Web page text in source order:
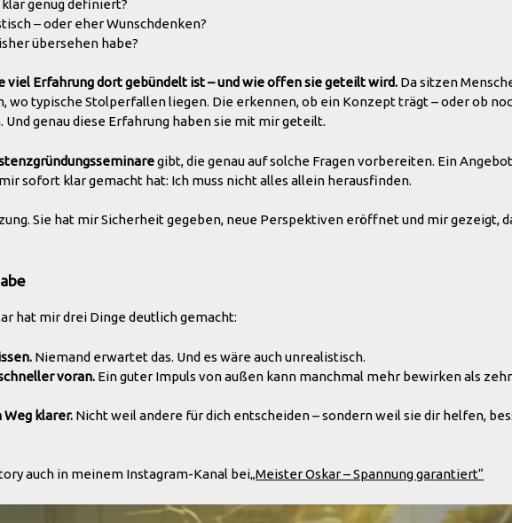
genug definiert?
– oder eher Wunschdenken?
übersehen habe?
viel Erfahrung dort gebündelt ist – und wie offen sie geteilt wird. Da sitzen
wo typische Stolperfallen liegen. Die erkennen, ob ein Konzept trägt – oder ob
genau diese Erfahrung haben sie mit mir geteilt.
gibt, die genau auf solche Fragen vorbereiten. Ein
sofort klar gemacht hat: Ich muss nicht alles allein herausfinden.
Sie hat mir Sicherheit gegeben, neue Perspektiven eröffnet und mir gezeigt,
hat mir drei Dinge deutlich gemacht:
Niemand erwartet das. Und es wäre auch unrealistisch.
voran. Ein guter Impuls von außen kann manchmal mehr bewirken als
klarer. Nicht weil andere für dich entscheiden – sondern weil sie dir helfen,
auch in meinem Instagram-Kanal bei„Meister Oskar – Spannung garantiert“